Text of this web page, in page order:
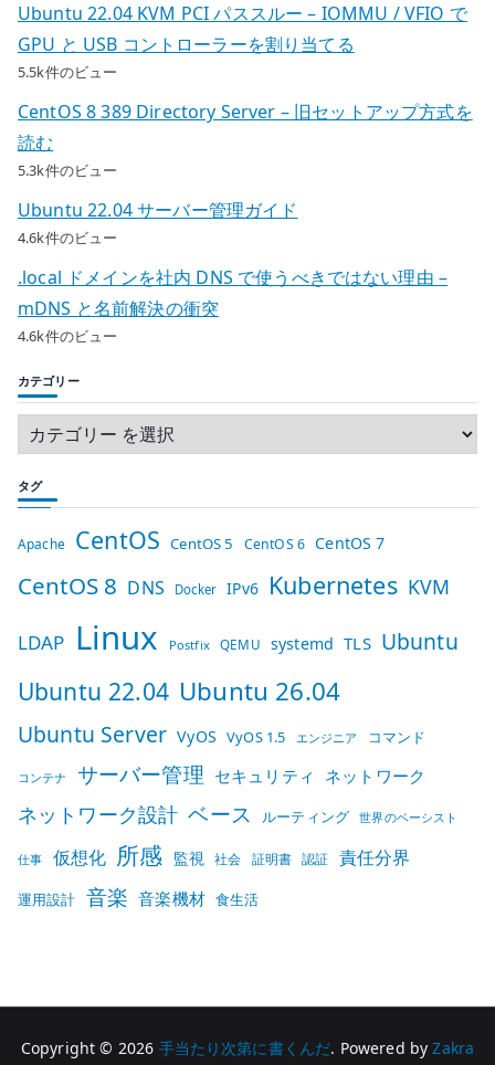
Ubuntu 22.04 KVM PCI パススルー – IOMMU / VFIO で
GPU と USB コントローラーを割り当てる
5.5k件のビュー
CentOS 8 389 Directory Server – 旧セットアップ方式を
読む
5.3k件のビュー
Ubuntu 22.04 サーバー管理ガイド
4.6k件のビュー
.local ドメインを社内 DNS で使うべきではない理由 –
mDNS と名前解決の衝突
4.6k件のビュー
カテゴリー
タグ
Apache CentOS CentOS 5 CentOS 6 CentOS 7
CentOS 8 DNS Docker IPv6 Kubernetes KVM
LDAP Linux Postfix QEMU systemd TLS Ubuntu
Ubuntu 22.04 Ubuntu 26.04
Ubuntu Server VyOS VyOS 1.5 エンジニア コマンド
コンテナ サーバー管理 セキュリティ ネットワーク
ネットワーク設計 ベース ルーティング 世界のベーシスト
仕事 仮想化 所感 監視 社会 証明書 認証 責任分界
運用設計 音楽 音楽機材 食生活
Copyright © 2026 手当たり次第に書くんだ. Powered byZakra